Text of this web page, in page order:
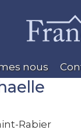
nous
Rabier